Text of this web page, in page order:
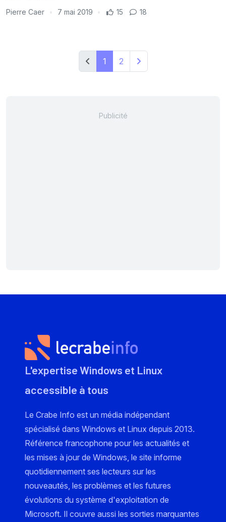
Pierre Caer 7 mai 2019 15 18
1 2
L'expertise Windows et Linux
accessible à tous
Le Crabe Info est un média indépendant
spécialisé dans Windows et Linux depuis 2013.
Référence francophone pour les actualités et
les mises à jour de Windows, le site informe
quotidiennement ses lecteurs sur les
nouveautés, les problèmes et les futures
évolutions du système d'exploitation de
Microsoft. Il couvre aussi les sorties marquantes